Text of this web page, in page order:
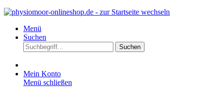
Menü
Suchen
Suchen
Mein Konto
Menü schließen